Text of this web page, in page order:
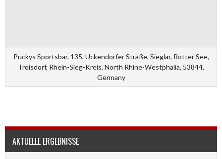
Puckys Sportsbar, 135, Uckendorfer Straße, Sieglar, Rotter See,
Troisdorf, Rhein-Sieg-Kreis, North Rhine-Westphalia, 53844,
Germany
AKTUELLE ERGEBNISSE